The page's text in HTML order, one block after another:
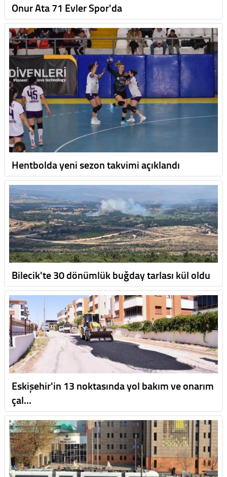
Onur Ata 71 Evler Spor'da
Hentbolda yeni sezon takvimi açıklandı
Bilecik'te 30 dönümlük buğday tarlası kül oldu
Eskişehir'in 13 noktasında yol bakım ve onarım
çal…